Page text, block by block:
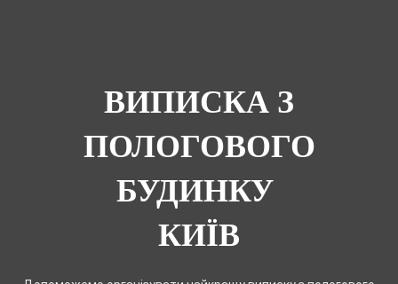
ВИПИСКА З
ПОЛОГОВОГО
БУДИНКУ
КИЇВ